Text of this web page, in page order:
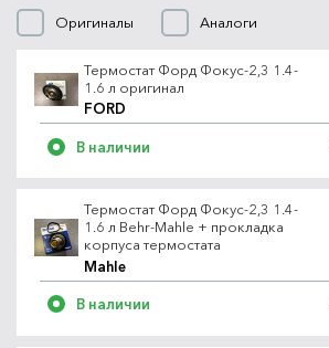
Оригиналы Аналоги
Термостат Форд Фокус-2,3 1.4-
1.6 л оригинал
FORD
В наличии
Термостат Форд Фокус-2,3 1.4-
1.6 л Behr-Mahle + прокладка
корпуса термостата
Mahle
В наличии